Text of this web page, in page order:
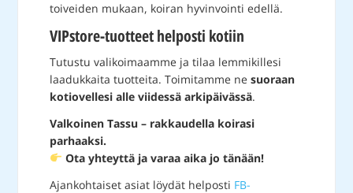
toiveiden mukaan, koiran hyvinvointi edellä.
VIPstore-tuotteet helposti kotiin
Tutustu valikoimaamme ja tilaa lemmikillesi
laadukkaita tuotteita. Toimitamme nesuoraan
kotiovellesi alle viidessä arkipäivässä.
Valkoinen Tassu – rakkaudella koirasi
parhaaksi.
Ota yhteyttä ja varaa aika jo tänään!
Ajankohtaiset asiat löydät helposti FB-